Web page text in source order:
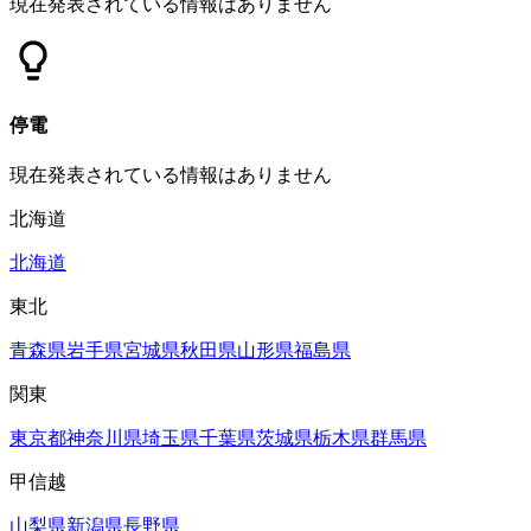
停電
現在発表されている情報はありません
北海道
北海道
東北
青森県岩手県宮城県秋田県山形県福島県
関東
東京都神奈川県埼玉県千葉県茨城県栃木県群馬県
甲信越
山梨県新潟県長野県